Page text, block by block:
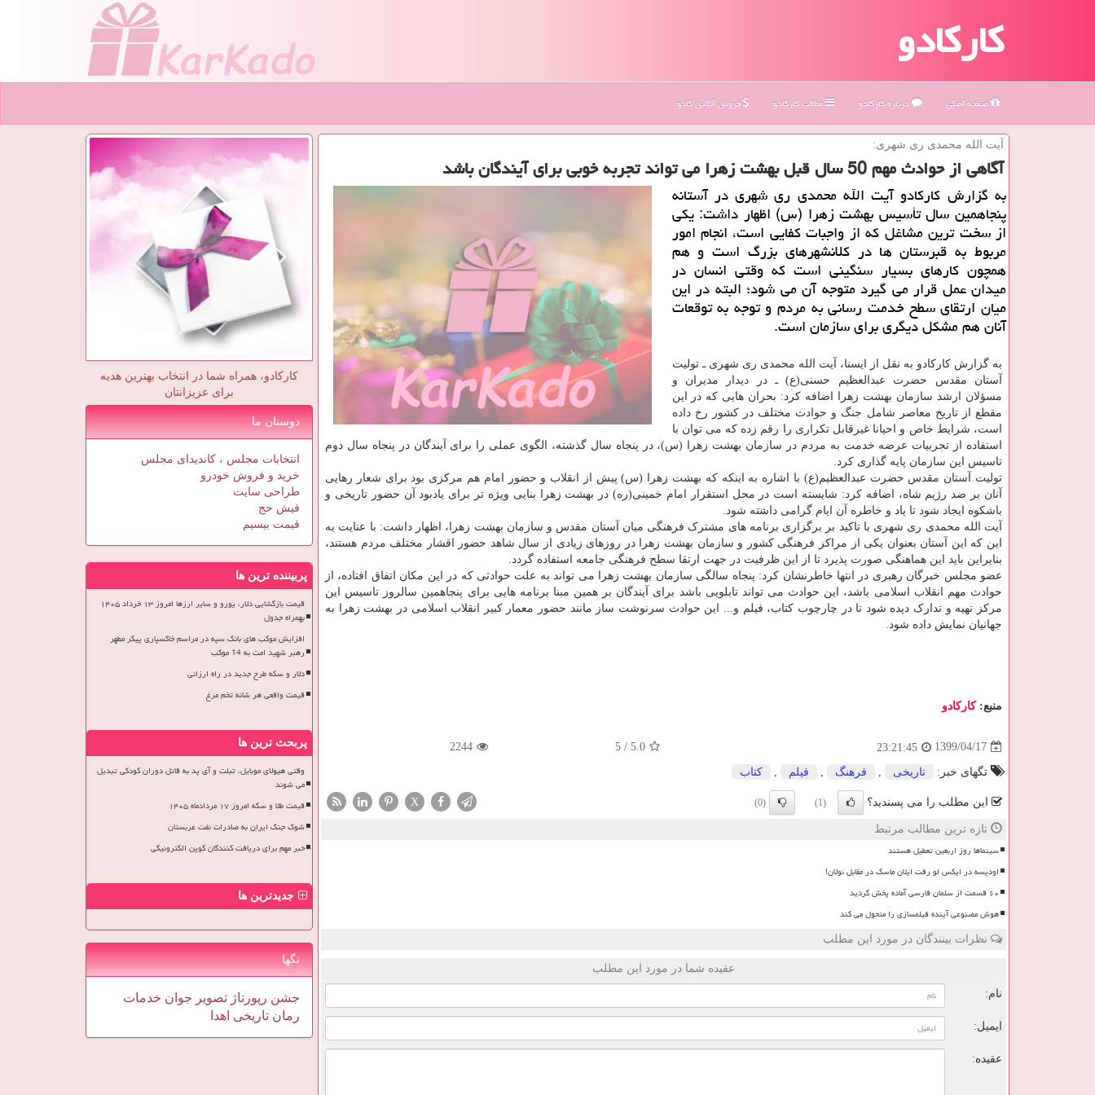
کارکادو
صفحه اصلی درباره كاركادو مطالب كاركادو فروش آنلاین کادو
آیت الله محمدی ری شهری:
آگاهی از حوادث مهم 50 سال قبل بهشت زهرا می تواند تجربه خوبی برای آیندگان باشد
به گزارش كاركادو آیت الله محمدی ری شهری در آستانه
پنجاهمین سال تأسیس بهشت زهرا (س) اظهار داشت: یكی
از سخت ترین مشاغل كه از واجبات كفایی است، انجام امور
مربوط به قبرستان ها در كلانشهرهای بزرگ است و هم
همچون كارهای بسیار سنگینی است كه وقتی انسان در
میدان عمل قرار می گیرد متوجه آن می شود؛ البته در این
میان ارتقای سطح خدمت رسانی به مردم و توجه به توقعات
آنان هم مشكل دیگری برای سازمان است.
به گزارش کارکادو به نقل از ایسنا، آیت الله محمدی ری شهری ـ تولیت
آستان مقدس حضرت عبدالعظیم حسنی(ع) ـ در دیدار مدیران و
مسؤلان ارشد سازمان بهشت زهرا اضافه کرد: بحران هایی که در این
مقطع از تاریخ معاصر شامل جنگ و حوادث مختلف در کشور رخ داده
است، شرایط خاص و احیانا غیرقابل تکراری را رقم زده که می توان با
استفاده از تجربیات عرضه خدمت به مردم در سازمان بهشت زهرا (س)، در پنجاه سال گذشته، الگوی عملی را برای آیندگان در پنجاه سال دوم
تاسیس این سازمان پایه گذاری کرد.
تولیت آستان مقدس حضرت عبدالعظیم(ع) با اشاره به اینکه که بهشت زهرا (س) پیش از انقلاب و حضور امام هم مرکزی بود برای شعار رهایی
آنان بر ضد رژیم شاه، اضافه کرد: شایسته است در محل استقرار امام خمینی(ره) در بهشت زهرا بنایی ویژه تر برای یادبود آن حضور تاریخی و
باشکوه ایجاد شود تا یاد و خاطره آن ایام گرامی داشته شود.
آیت الله محمدی ری شهری با تاکید بر برگزاری برنامه های مشترک فرهنگی میان آستان مقدس و سازمان بهشت زهرا، اظهار داشت: با عنایت به
این که این آستان بعنوان یکی از مراکز فرهنگی کشور و سازمان بهشت زهرا در روزهای زیادی از سال شاهد حضور اقشار مختلف مردم هستند،
بنابراین باید این هماهنگی صورت پذیرد تا از این ظرفیت در جهت ارتقا سطح فرهنگی جامعه استفاده گردد.
عضو مجلس خبرگان رهبری در انتها خاطرنشان کرد: پنجاه سالگی سازمان بهشت زهرا می تواند به علت حوادثی که در این مکان اتفاق افتاده، از
حوادث مهم انقلاب اسلامی باشد، این حوادث می تواند تابلویی باشد برای آیندگان بر همین مبنا برنامه هایی برای پنجاهمین سالروز تاسیس این
مرکز تهیه و تدارک دیده شود تا در چارچوب کتاب، فیلم و... این حوادث سرنوشت ساز مانند حضور معمار کبیر انقلاب اسلامی در بهشت زهرا به
جهانیان نمایش داده شود.
منبع:كاركادو
1399/04/17
23:21:45
5.0
/
5
2244
تگهای خبر: تاریخی فرهنگ فیلم كتاب
این مطلب را می پسندید؟ (1)
(0)
X
تازه ترین مطالب مرتبط
سینماها روز اربعین تعطیل هستند
اودیسه در ایکس لو رفت ایلان ماسک در مقابل نولان!
۶۰ قسمت از سلمان فارسی آماده پخش گردید
هوش مصنوعی آینده فیلمسازی را متحول می کند
نظرات بینندگان در مورد این مطلب
عقیده شما در مورد این مطلب
نام:
ایمیل:
عقیده:
کارکادو، همراه شما در انتخاب بهترین هدیه
برای عزیزانتان
دوستان ما
انتخابات مجلس ، کاندیدای مجلس
خرید و فروش خودرو
طراحی سایت
فیش حج
قیمت بیسیم
پربیننده ترین ها
قیمت بازگشایی دلار، یورو و سایر ارزها امروز ۱۳ خرداد ۱۴۰۵
بهمراه جدول
افزایش موکب های بانک سپه در مراسم خاکسپاری پیکر مطهر
رهبر شهید امت به 14 موکب
دلار و سکه طرح جدید در راه ارزانی
قیمت واقعی هر شانه تخم مرغ
پربحث ترین ها
وقتی هیولای موبایل، تبلت و آی پد به قاتل دوران کودکی تبدیل
می شوند
قیمت طلا و سکه امروز ۱۷ مردادماه ۱۴۰۵
شوک جنگ ایران به صادرات نفت عربستان
خبر مهم برای دریافت کنندگان کوپن الکترونیکی
جدیدترین ها
تگها
جشن رپورتاژ تصویر جوان خدمات
رمان تاریخی اهدا